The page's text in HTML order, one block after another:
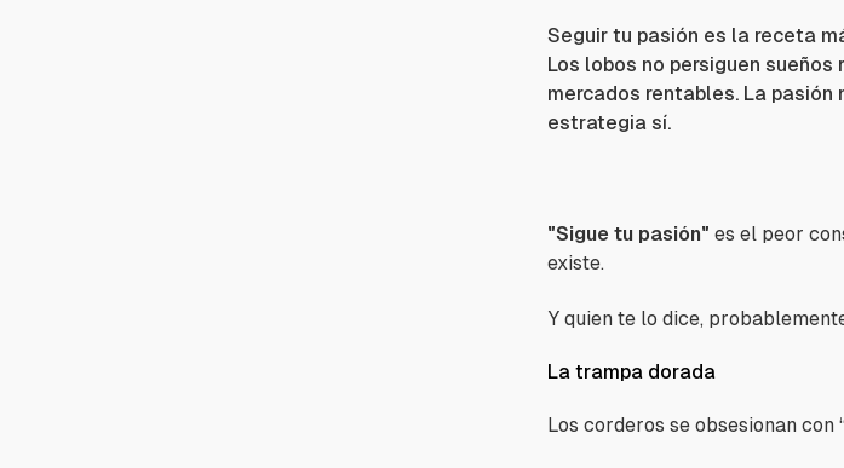
Seguir tu pasión es la receta
Los lobos no persiguen sueños
mercados rentables. La pasión
estrategia sí.
"Sigue tu pasión" es el peor
existe.
Y quien te lo dice,
La trampa dorada
Los corderos se obsesionan con